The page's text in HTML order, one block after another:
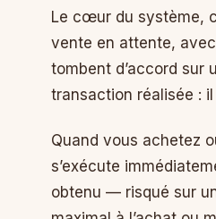
Le cœur du système,
vente en attente,
tombent d’accord sur
transaction réalisée :
Quand vous achetez
s’exécute
obtenu — risqué sur